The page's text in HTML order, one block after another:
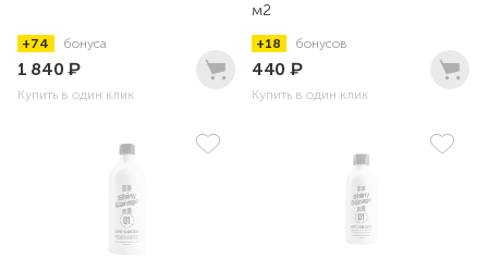
+74 бонуса
1 840₽
Купить в один клик
м2
+18 бонусов
440 ₽
Купить в один клик